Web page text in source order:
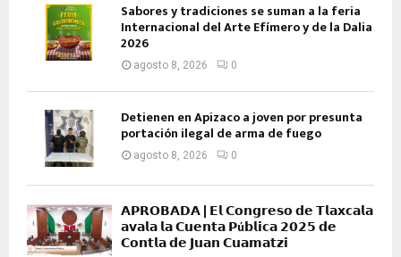
Sabores y tradiciones se suman a la feria
Internacional del Arte Efímero y de la Dalia
2026
agosto 8, 2026 0
Detienen en Apizaco a joven por presunta
portación ilegal de arma de fuego
agosto 8, 2026 0
𝗔𝗣𝗥𝗢𝗕𝗔𝗗𝗔 | 𝗘𝗹 𝗖𝗼𝗻𝗴𝗿𝗲𝘀𝗼 𝗱𝗲 𝗧𝗹𝗮𝘅𝗰𝗮𝗹𝗮
𝗮𝘃𝗮𝗹𝗮 𝗹𝗮 𝗖𝘂𝗲𝗻𝘁𝗮 𝗣ú𝗯𝗹𝗶𝗰𝗮 𝟮𝟬𝟮𝟱 𝗱𝗲
𝗖𝗼𝗻𝘁𝗹𝗮 𝗱𝗲 𝗝𝘂𝗮𝗻 𝗖𝘂𝗮𝗺𝗮𝘁𝘇𝗶